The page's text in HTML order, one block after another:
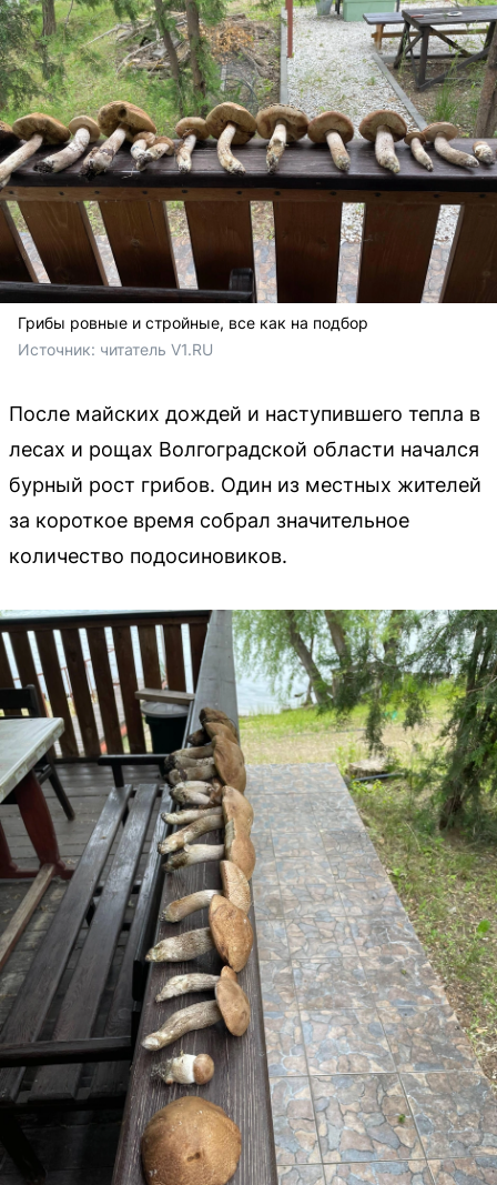
Грибы ровные и стройные, все как на подбор
Источник: читатель V1.RU
После майских дождей и наступившего тепла в
лесах и рощах Волгоградской области начался
бурный рост грибов. Один из местных жителей
за короткое время собрал значительное
количество подосиновиков.